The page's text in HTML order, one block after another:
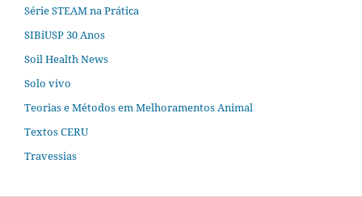
Série STEAM na Prática
SIBiUSP 30 Anos
Soil Health News
Solo vivo
Teorias e Métodos em Melhoramentos Animal
Textos CERU
Travessias